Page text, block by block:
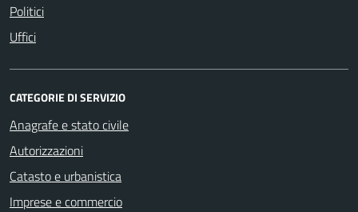
Politici
Uffici
CATEGORIE DI SERVIZIO
Anagrafe e stato civile
Autorizzazioni
Catasto e urbanistica
Imprese e commercio